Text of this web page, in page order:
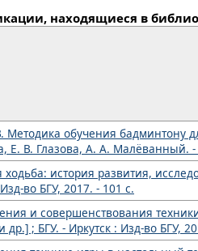
находящиеся в
Методика обучения бадминтону
Е. В. Глазова, А. А. Малёванный. -
ходьба: история развития,
во БГУ, 2017. - 101 с.
и совершенствования
; БГУ. - Иркутск : Изд-во БГУ,